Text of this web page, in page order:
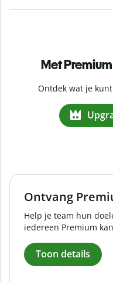
Met
Ontdek wat je
Ontvang
Help je team hun
iedereen Premium
Toon details